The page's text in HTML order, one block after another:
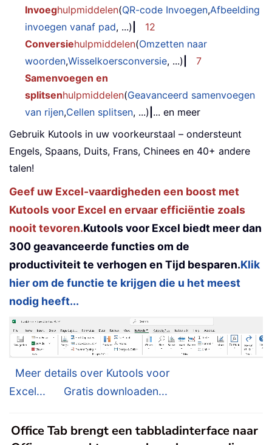
Invoeghulpmiddelen(QR-code Invoegen,Afbeelding
invoegen vanaf pad, ...)
12
Conversiehulpmiddelen(Omzetten naar
woorden,Wisselkoersconversie, ...)
7
Samenvoegen en
splitsenhulpmiddelen(Geavanceerd samenvoegen
van rijen,Cellen splitsen, ...) ... en meer
Gebruik Kutools in uw voorkeurstaal – ondersteunt
Engels, Spaans, Duits, Frans, Chinees en 40+ andere
talen!
Geef uw Excel-vaardigheden een boost met
Kutools voor Excel en ervaar efficiëntie zoals
nooit tevoren.Kutools voor Excel biedt meer dan
300 geavanceerde functies om de
productiviteit te verhogen en Tijd besparen.Klik
hier om de functie te krijgen die u het meest
nodig heeft...
Meer details over Kutools voor
Excel...
Gratis downloaden...
Office Tab brengt een tabbladinterface naar